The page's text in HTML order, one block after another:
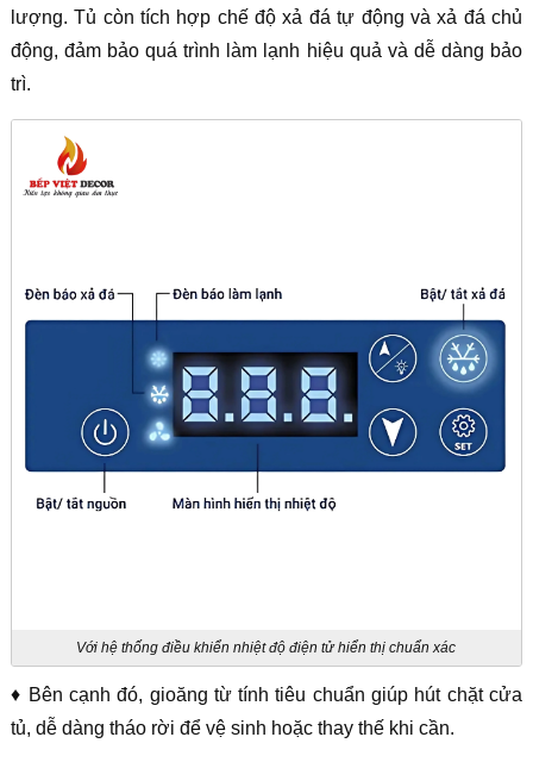
lượng. Tủ còn tích hợp chế độ xả đá tự động và xả đá chủ
động, đảm bảo quá trình làm lạnh hiệu quả và dễ dàng bảo
trì.
Với hệ thống điều khiển nhiệt độ điện tử hiển thị chuẩn xác
♦ Bên cạnh đó, gioăng từ tính tiêu chuẩn giúp hút chặt cửa
tủ, dễ dàng tháo rời để vệ sinh hoặc thay thế khi cần.